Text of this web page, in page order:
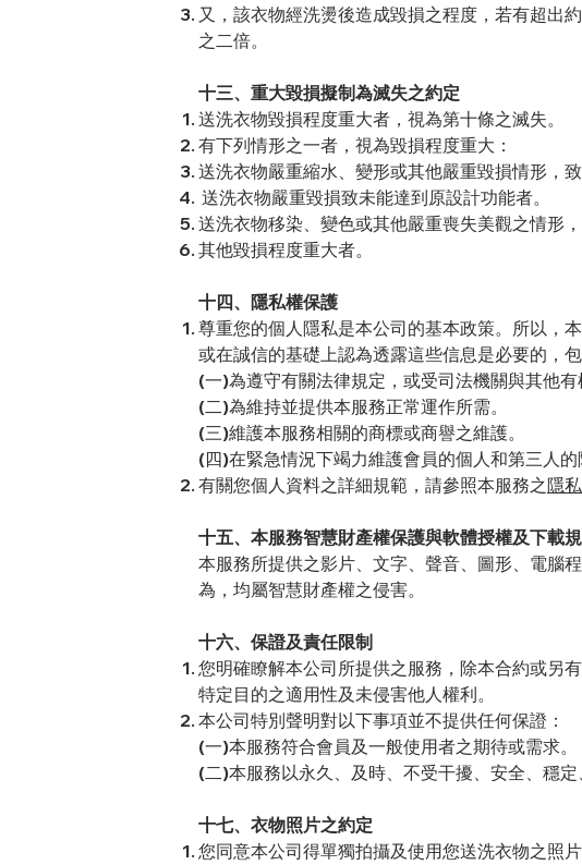
又，該衣物經洗燙後造成毀損之程度，若有超出
之二倍。
十三、重大毀損擬制為滅失之約定
送洗衣物毀損程度重大者，視為第十條之滅失。
有下列情形之一者，視為毀損程度重大：
送洗衣物嚴重縮水、變形或其他嚴重毀損情形，致
送洗衣物嚴重毀損致未能達到原設計功能者。
送洗衣物移染、變色或其他嚴重喪失美觀之情形，
其他毀損程度重大者。
十四、隱私權保護
尊重您的個人隱私是本公司的基本政策。所以，
或在誠信的基礎上認為透露這些信息是必要的，
(一)為遵守有關法律規定，或受司法機關與其他有
(二)為維持並提供本服務正常運作所需。
(三)維護本服務相關的商標或商譽之維護。
(四)在緊急情況下竭力維護會員的個人和第三人的
有關您個人資料之詳細規範，請參照本服務之隱
十五、本服務智慧財產權保護與軟體授權及下載
本服務所提供之影片、文字、聲音、圖形、電腦
為，均屬智慧財產權之侵害。
十六、保證及責任限制
您明確瞭解本公司所提供之服務，除本合約或另
特定目的之適用性及未侵害他人權利。
本公司特別聲明對以下事項並不提供任何保證：
(一)本服務符合會員及一般使用者之期待或需求。
(二)本服務以永久、及時、不受干擾、安全、穩定
十七、衣物照片之約定
您同意本公司得單獨拍攝及使用您送洗衣物之照